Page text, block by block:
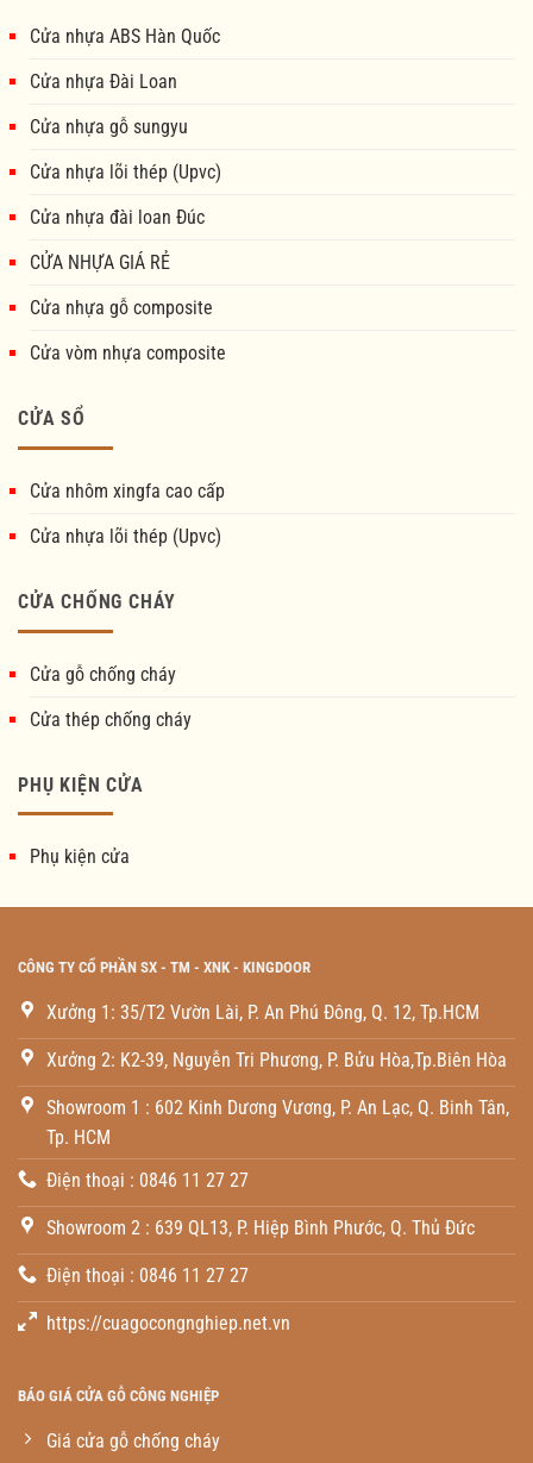
Cửa nhựa ABS Hàn Quốc
Cửa nhựa Đài Loan
Cửa nhựa gỗ sungyu
Cửa nhựa lõi thép (Upvc)
Cửa nhựa đài loan Đúc
CỬA NHỰA GIÁ RẺ
Cửa nhựa gỗ composite
Cửa vòm nhựa composite
CỬA SỔ
Cửa nhôm xingfa cao cấp
Cửa nhựa lõi thép (Upvc)
CỬA CHỐNG CHÁY
Cửa gỗ chống cháy
Cửa thép chống cháy
PHỤ KIỆN CỬA
Phụ kiện cửa
CÔNG TY CỔ PHẦN SX - TM - XNK - KINGDOOR
Xưởng 1: 35/T2 Vườn Lài, P. An Phú Đông, Q. 12, Tp.HCM
Xưởng 2: K2-39, Nguyễn Tri Phương, P. Bửu Hòa,Tp.Biên Hòa
Showroom 1 : 602 Kinh Dương Vương, P. An Lạc, Q. Binh Tân,
Tp. HCM
Điện thoại : 0846 11 27 27
Showroom 2 : 639 QL13, P. Hiệp Bình Phước, Q. Thủ Đức
Điện thoại : 0846 11 27 27
https://cuagocongnghiep.net.vn
BÁO GIÁ CỬA GỖ CÔNG NGHIỆP
Giá cửa gỗ chống cháy